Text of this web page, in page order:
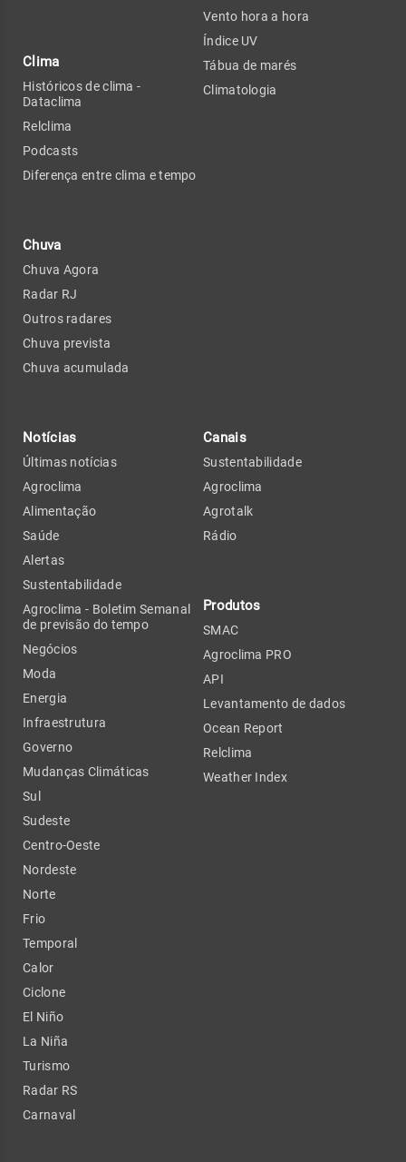
Clima
Históricos de clima -
Dataclima
Relclima
Podcasts
Diferença entre clima e tempo
Chuva
Chuva Agora
Radar RJ
Outros radares
Chuva prevista
Chuva acumulada
Vento hora a hora
Índice UV
Tábua de marés
Climatologia
Notícias
Últimas notícias
Agroclima
Alimentação
Saúde
Alertas
Sustentabilidade
Agroclima - Boletim Semanal
de previsão do tempo
Negócios
Moda
Energia
Infraestrutura
Governo
Mudanças Climáticas
Sul
Sudeste
Centro-Oeste
Nordeste
Norte
Frio
Temporal
Calor
Ciclone
El Niño
La Niña
Turismo
Radar RS
Carnaval
Canais
Sustentabilidade
Agroclima
Agrotalk
Rádio
Produtos
SMAC
Agroclima PRO
API
Levantamento de dados
Ocean Report
Relclima
Weather Index